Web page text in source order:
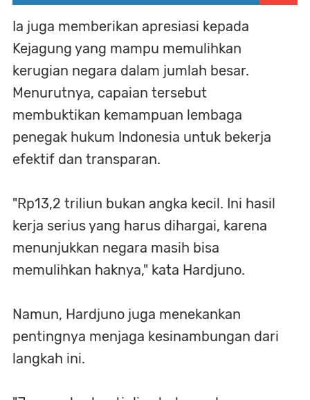
Ia juga memberikan apresiasi kepada
Kejagung yang mampu memulihkan
kerugian negara dalam jumlah besar.
Menurutnya, capaian tersebut
membuktikan kemampuan lembaga
penegak hukum Indonesia untuk bekerja
efektif dan transparan.
"Rp13,2 triliun bukan angka kecil. Ini hasil
kerja serius yang harus dihargai, karena
menunjukkan negara masih bisa
memulihkan haknya," kata Hardjuno.
Namun, Hardjuno juga menekankan
pentingnya menjaga kesinambungan dari
langkah ini.